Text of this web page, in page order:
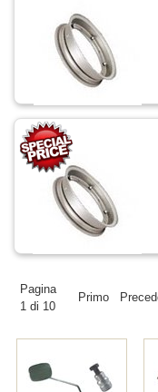
Pagina
1 di 10
Primo